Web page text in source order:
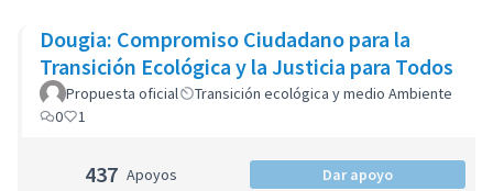
Dougia: Compromiso Ciudadano para la
Transición Ecológica y la Justicia para Todos
Propuesta oficial
Transición ecológica y medio Ambiente
0
1
437 Apoyos Dar apoyo